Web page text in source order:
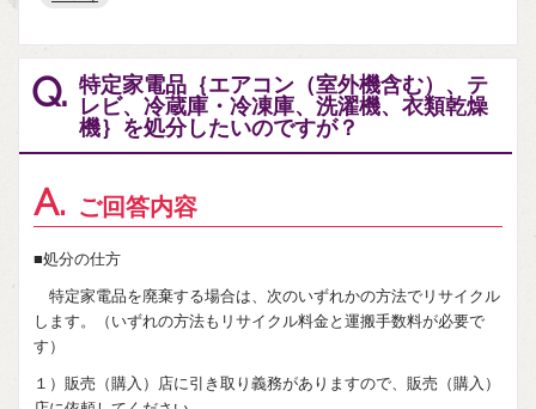
Q. 特定家電品｛エアコン（室外機含む）、テ
レビ、冷蔵庫・冷凍庫、洗濯機、衣類乾燥
機｝を処分したいのですが？
A. ご回答内容
■処分の仕方
特定家電品を廃棄する場合は、次のいずれかの方法でリサイクル
します。（いずれの方法もリサイクル料金と運搬手数料が必要で
す）
１）販売（購入）店に引き取り義務がありますので、販売（購入）